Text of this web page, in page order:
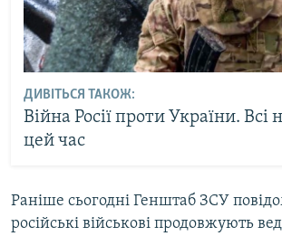
ДИВІТЬСЯ ТАКОЖ:
Війна Росії проти України. Всі
цей час
Раніше сьогодні Генштаб ЗСУ
російські військові продовжують